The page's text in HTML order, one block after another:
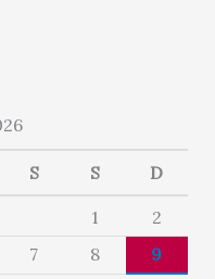
S S D
1
2
7 8
9